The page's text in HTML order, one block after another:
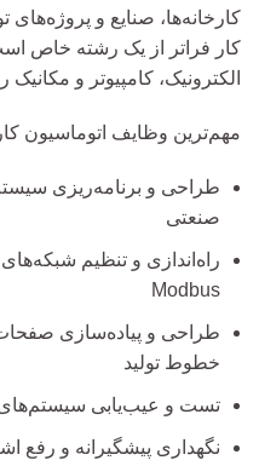
کارخانه‌ها، صنایع و
کار فراتر از یک رشته خاص
الکترونیک، کامپیوتر و مکانیک
مهم‌ترین وظایف اتوماسیون
صنعتی
Modbus
خطوط تولید
تست و عیب‌یابی سیستم‌های
نگهداری پیشگیرانه و رفع